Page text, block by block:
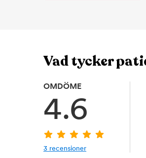
Vad tycker
OMDÖME
4.6
3 recensioner